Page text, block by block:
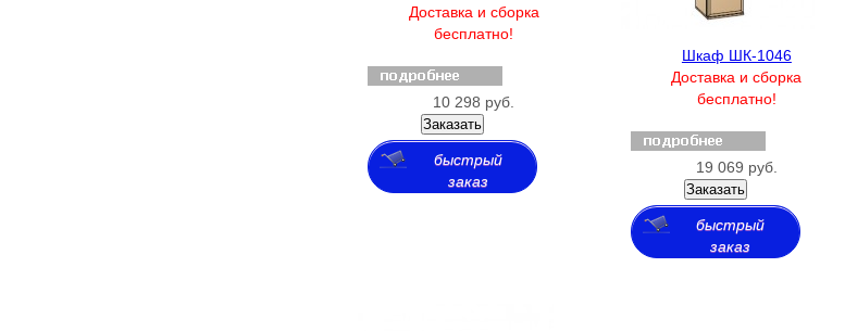
Доставка и сборка
бесплатно!
10 298 руб.
Заказать
быстрый
заказ
Шкаф ШК-1046
Доставка и сборка
бесплатно!
19 069 руб.
Заказать
быстрый
заказ